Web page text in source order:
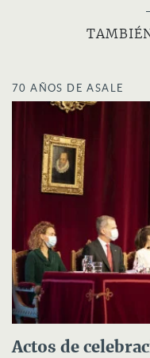
70 AÑOS DE ASALE
Actos de